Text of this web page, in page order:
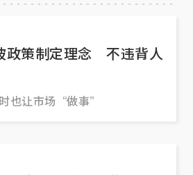
政策制定理念 不违背人
也让市场“做事”